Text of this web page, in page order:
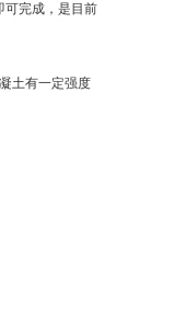
可完成，是目前
土有一定强度